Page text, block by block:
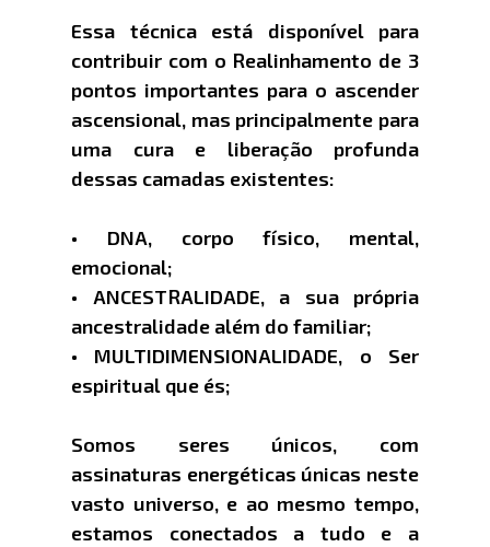
Essa técnica está disponível para
contribuir com o Realinhamento de 3
pontos importantes para o ascender
ascensional, mas principalmente para
uma cura e liberação profunda
dessas camadas existentes:
• DNA, corpo físico, mental,
emocional;
• ANCESTRALIDADE, a sua própria
ancestralidade além do familiar;
• MULTIDIMENSIONALIDADE, o Ser
espiritual que és;
Somos seres únicos, com
assinaturas energéticas únicas neste
vasto universo, e ao mesmo tempo,
estamos conectados a tudo e a